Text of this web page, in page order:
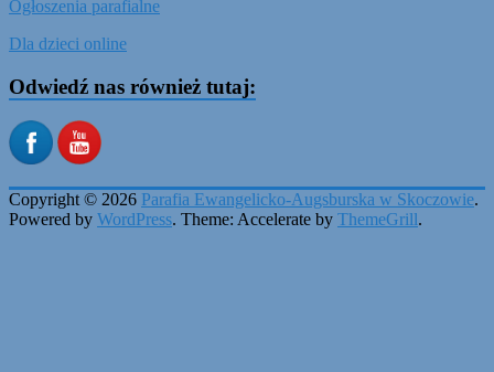
Ogłoszenia parafialne
Dla dzieci online
Odwiedź nas również tutaj:
Copyright © 2026 Parafia Ewangelicko-Augsburska w Skoczowie.
Powered by WordPress. Theme: Accelerate by ThemeGrill.